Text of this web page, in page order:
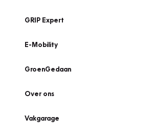
GRIP Expert
E-Mobility
GroenGedaan
Over ons
Vakgarage